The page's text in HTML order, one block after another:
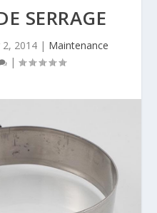
SERRAGE
2, 2014 | Maintenance
|